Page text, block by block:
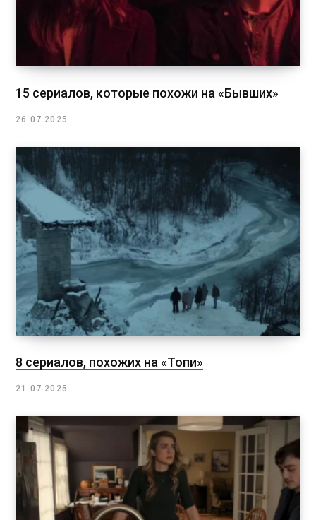
15 сериалов, которые похожи на «Бывших»
26.07.2025
8 сериалов, похожих на «Топи»
21.07.2025